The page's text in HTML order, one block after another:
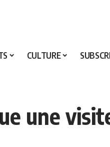
CULTURE
une